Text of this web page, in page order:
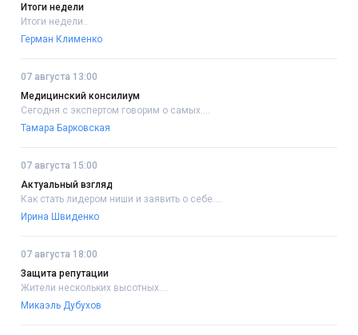
Итоги недели
Итоги недели..
Герман Клименко
07 августа 13:00
Медицинский консилиум
Сегодня с экспертом говорим о самых....
Тамара Барковская
07 августа 15:00
Актуальный взгляд
Как стать лидером ниши и заявить о себе....
Ирина Швиденко
07 августа 18:00
Защита репутации
Жители нескольких высотных....
Микаэль Дубухов